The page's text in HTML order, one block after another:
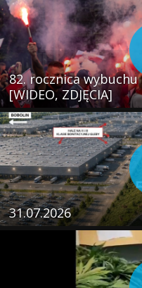
82. rocznica
[WIDEO, ZDJĘCIA]
31.07.2026